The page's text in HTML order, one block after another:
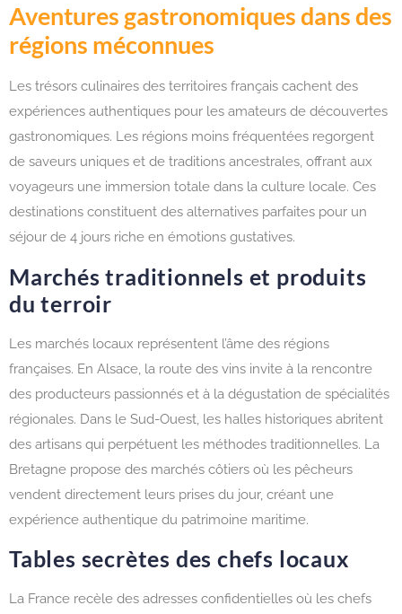
Aventures gastronomiques dans des
régions méconnues
Les trésors culinaires des territoires français cachent des
expériences authentiques pour les amateurs de découvertes
gastronomiques. Les régions moins fréquentées regorgent
de saveurs uniques et de traditions ancestrales, offrant aux
voyageurs une immersion totale dans la culture locale. Ces
destinations constituent des alternatives parfaites pour un
séjour de 4 jours riche en émotions gustatives.
Marchés traditionnels et produits
du terroir
Les marchés locaux représentent l’âme des régions
françaises. En Alsace, la route des vins invite à la rencontre
des producteurs passionnés et à la dégustation de spécialités
régionales. Dans le Sud-Ouest, les halles historiques abritent
des artisans qui perpétuent les méthodes traditionnelles. La
Bretagne propose des marchés côtiers où les pêcheurs
vendent directement leurs prises du jour, créant une
expérience authentique du patrimoine maritime.
Tables secrètes des chefs locaux
La France recèle des adresses confidentielles où les chefs